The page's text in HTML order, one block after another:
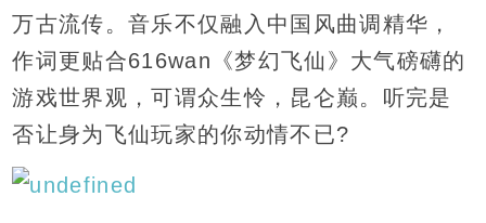
万古流传。音乐不仅融入中国风曲调精华，
作词更贴合616wan《梦幻飞仙》大气磅礴的
游戏世界观，可谓众生怜，昆仑巅。听完是
否让身为飞仙玩家的你动情不已?
其
他
工
箱